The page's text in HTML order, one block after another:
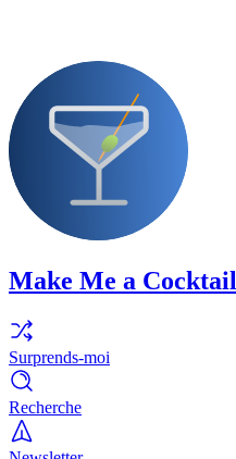
Make Me a Cocktail
Surprends-moi
Recherche